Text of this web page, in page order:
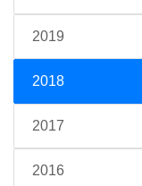
2019
2018
2017
2016